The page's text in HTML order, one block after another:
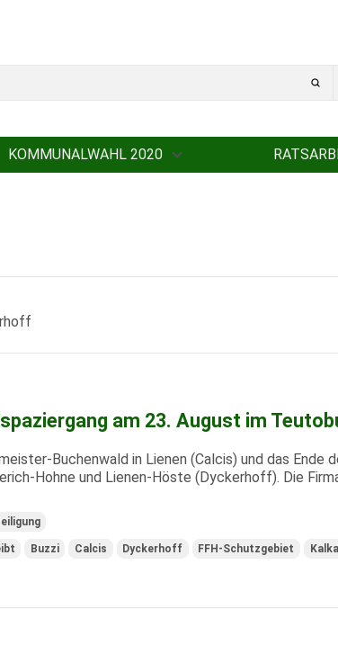
KOMMUNALWAHL 2020
am 23. August im
Buchenwald in Lienen (Calcis) und das Ende
Hohne und Lienen-Höste (Dyckerhoff). Die
Buzzi Calcis Dyckerhoff FFH-Schutzgebiet